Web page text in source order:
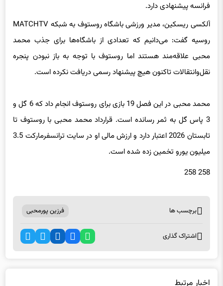
فرانسه پیشنهادی دارد.
آلکسی ریسکین، مدیر ورزشی باشگاه روستوف به شبکه MATCHTV
روسیه گفت: می‌دانیم که تعدادی از باشگاه‌ها برای جذب محمد
محبی علاقه‌مند هستند اما روستوف با توجه به باز نبودن پنجره
نقل‌وانتقالات تاکنون هیچ پیشنهاد رسمی دریافت نکرده است.
محمد محبی در این فصل 19 بازی برای روستوف انجام داد که 6 گل و
3 پاس گل به ثمر رسانده است. قرارداد محمد محبی با روستوف تا
تابستان 2026 اعتبار دارد و ارزش مالی او در سایت ترانسفرمارکت 3.5
میلیون یورو تخمین زده شده است.
258 258
برچسب ها فرزین پورمحبی
اشتراک گذاری
اخبار مرتبط